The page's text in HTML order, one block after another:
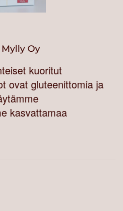
Oy
kuoritut
ovat gluteenittomia ja
kasvattamaa